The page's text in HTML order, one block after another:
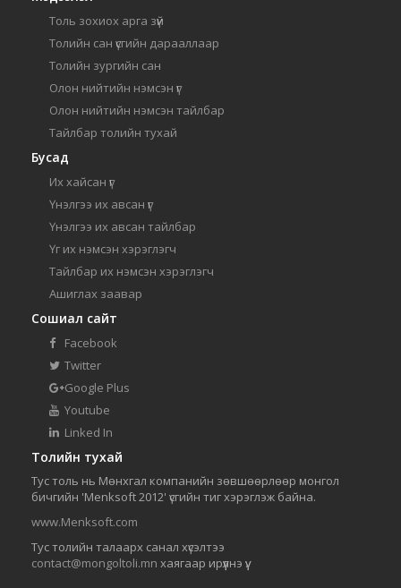
Толь зохиох арга зүй
Толийн сан үсгийн дарааллаар
Толийн зургийн сан
Олон нийтийн нэмсэн үг
Олон нийтийн нэмсэн тайлбар
Тайлбар толийн тухай
Бусад
Их хайсан үг
Үнэлгээ их авсан үг
Үнэлгээ их авсан тайлбар
Үг их нэмсэн хэрэглэгч
Тайлбар их нэмсэн хэрэглэгч
Ашиглах заавар
Сошиал сайт
Facebook
Twitter
Google Plus
Youtube
Linked In
Толийн тухай
Тус толь нь Мөнхгал компанийн зөвшөөрлөөр монгол
бичгийн 'Menksoft 2012' үсгийн тиг хэрэглэж байна.
www.Menksoft.com
Тус толийн талаарх санал хүсэлтээ
contact@mongoltoli.mn хаягаар ирүүлнэ үү.